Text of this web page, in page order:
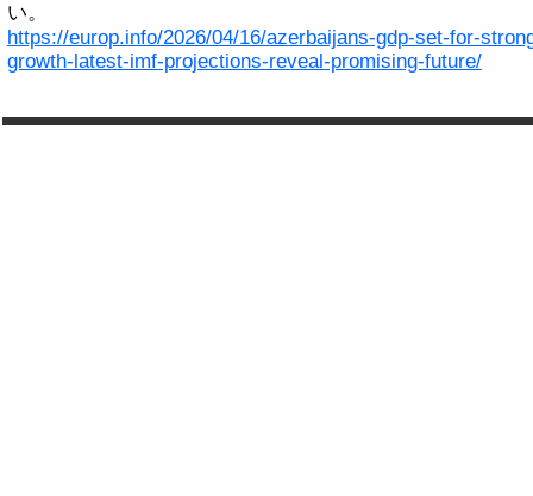
い。
https://europ.info/2026/04/16/azerbaijans-gdp-set-for-
growth-latest-imf-projections-reveal-promising-future/